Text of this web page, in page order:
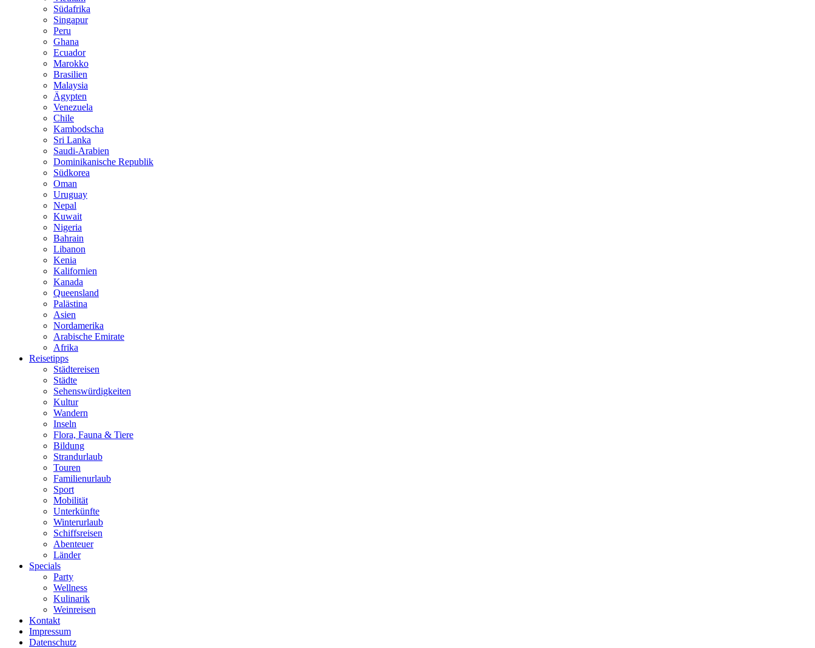
Südafrika
Singapur
Peru
Ghana
Ecuador
Marokko
Brasilien
Malaysia
Ägypten
Venezuela
Chile
Kambodscha
Sri Lanka
Saudi-Arabien
Dominikanische Republik
Südkorea
Oman
Uruguay
Nepal
Kuwait
Nigeria
Bahrain
Libanon
Kenia
Kalifornien
Kanada
Queensland
Palästina
Asien
Nordamerika
Arabische Emirate
Afrika
Reisetipps
Städtereisen
Städte
Sehenswürdigkeiten
Kultur
Wandern
Inseln
Flora, Fauna & Tiere
Bildung
Strandurlaub
Touren
Familienurlaub
Sport
Mobilität
Unterkünfte
Winterurlaub
Schiffsreisen
Abenteuer
Länder
Specials
Party
Wellness
Kulinarik
Weinreisen
Kontakt
Impressum
Datenschutz